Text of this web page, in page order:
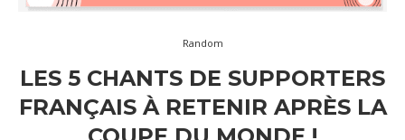
Random
LES 5 CHANTS DE SUPPORTERS
FRANÇAIS À RETENIR APRÈS LA